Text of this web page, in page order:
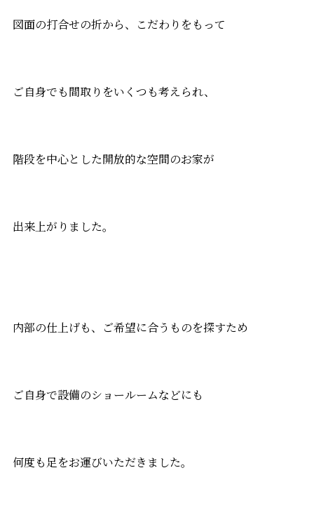
図面の打合せの折から、こだわりをもって
ご自身でも間取りをいくつも考えられ、
階段を中心とした開放的な空間のお家が
出来上がりました。
内部の仕上げも、ご希望に合うものを探すため
ご自身で設備のショールームなどにも
何度も足をお運びいただきました。